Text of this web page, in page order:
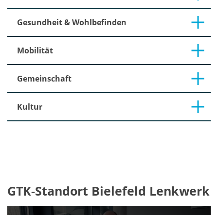
Gesundheit & Wohlbefinden
Mobilität
Gemeinschaft
Kultur
GTK-Standort Bielefeld Lenkwerk